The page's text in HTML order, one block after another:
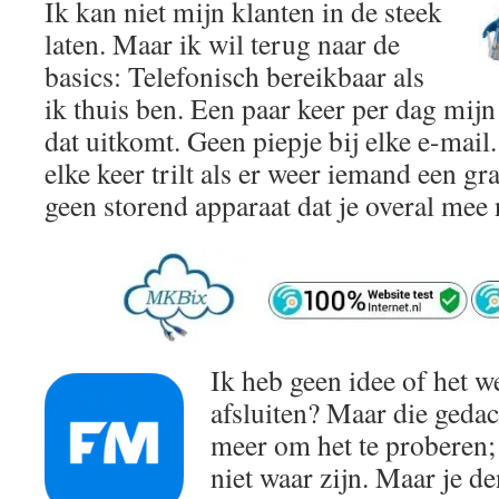
Ik kan niet mijn klanten in de steek
laten. Maar ik wil terug naar de
basics: Telefonisch bereikbaar als
ik thuis ben. Een paar keer per dag
dat uitkomt. Geen piepje bij elke e-
elke keer trilt als er weer iemand een
geen storend apparaat dat je overal
Ik heb geen idee of het
afsluiten? Maar die
meer om het te
niet waar zijn. Maar je